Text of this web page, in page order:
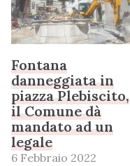
Fontana
danneggiata in
piazza Plebiscito,
il Comune dà
mandato ad un
legale
6 Febbraio 2022